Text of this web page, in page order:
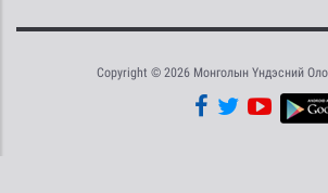
Copyright © 2026 Монголын Үндэсний